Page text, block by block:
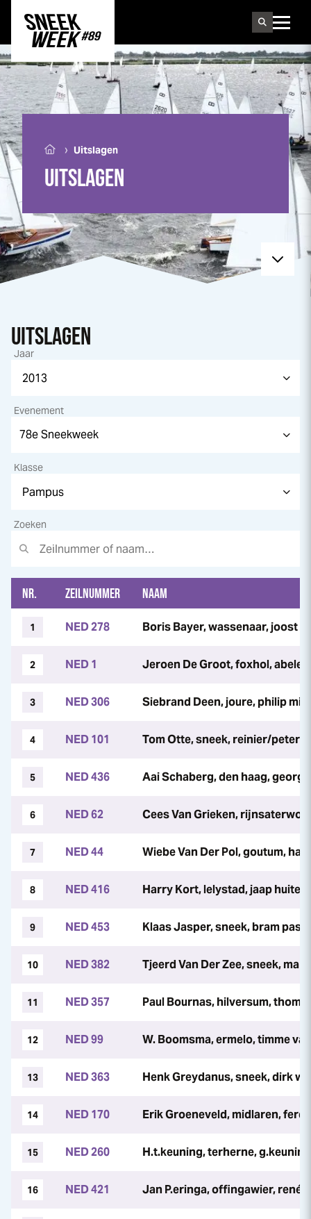
UITSLAGEN
› Uitslagen
UITSLAGEN
Jaar
Evenement
Klasse
Zoeken
NR. ZEILNUMMER NAAM
1 NED 278 Boris Bayer, wassenaar, joost
2 NED 1 Jeroen De Groot, foxhol, abele
3 NED 306 Siebrand Deen, joure, philip
4 NED 101 Tom Otte, sneek, reinier/peter
5 NED 436 Aai Schaberg, den haag,
6 NED 62 Cees Van Grieken,
7 NED 44 Wiebe Van Der Pol, goutum,
8 NED 416 Harry Kort, lelystad, jaap
9 NED 453 Klaas Jasper, sneek, bram
10 NED 382 Tjeerd Van Der Zee, sneek,
11 NED 357 Paul Bournas, hilversum,
12 NED 99 W. Boomsma, ermelo, timme
13 NED 363 Henk Greydanus, sneek, dirk
14 NED 170 Erik Groeneveld, midlaren,
15 NED 260 H.t.keuning, terherne,
16 NED 421 Jan P.eringa, offingawier, rené